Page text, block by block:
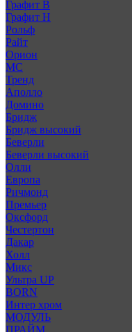
Графит В
Графит Н
Рольф
Райт
Орион
МС
Тренд
Аполло
Домино
Бридж
Бридж высокий
Беверли
Беверли высокий
Олли
Европа
Ричмонд
Премьер
Оксфорд
Честертон
Дакар
Холл
Микс
Ультра UP
BORN
Интер хром
МОДУЛЬ